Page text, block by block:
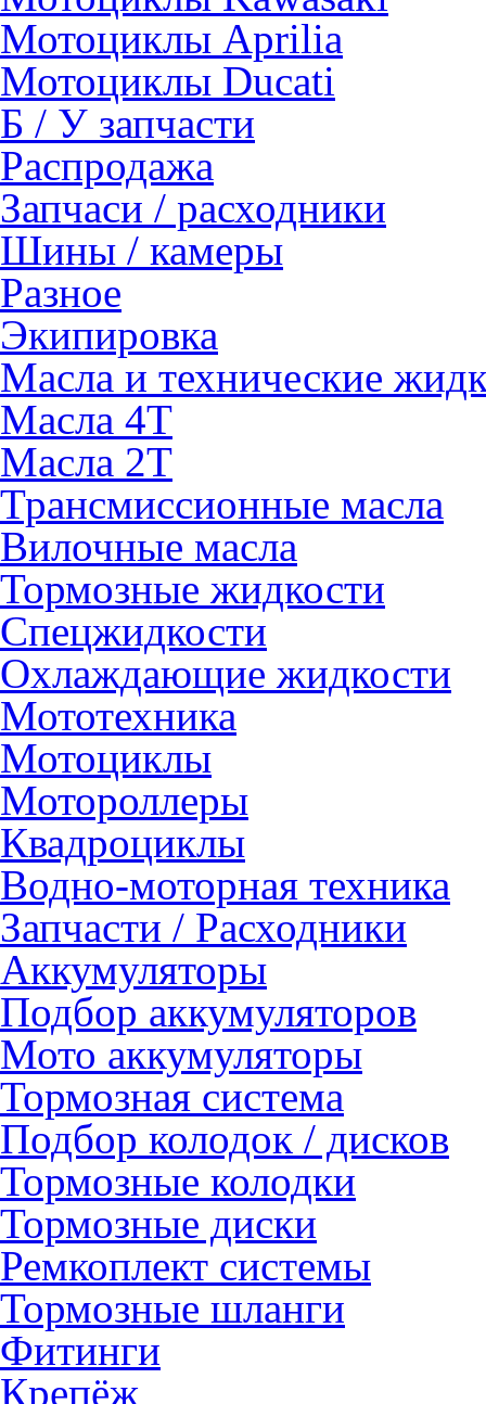
Мотоциклы Aprilia
Мотоциклы Ducati
Б / У запчасти
Распродажа
Запчаси / расходники
Шины / камеры
Разное
Экипировка
Масла и технические
Масла 4Т
Масла 2Т
Трансмиссионные масла
Вилочные масла
Тормозные жидкости
Спецжидкости
Охлаждающие жидкости
Мототехника
Мотоциклы
Мотороллеры
Квадроциклы
Водно-моторная техника
Запчасти / Расходники
Аккумуляторы
Подбор аккумуляторов
Мото аккумуляторы
Тормозная система
Подбор колодок / дисков
Тормозные колодки
Тормозные диски
Ремкоплект системы
Тормозные шланги
Фитинги
Крепёж